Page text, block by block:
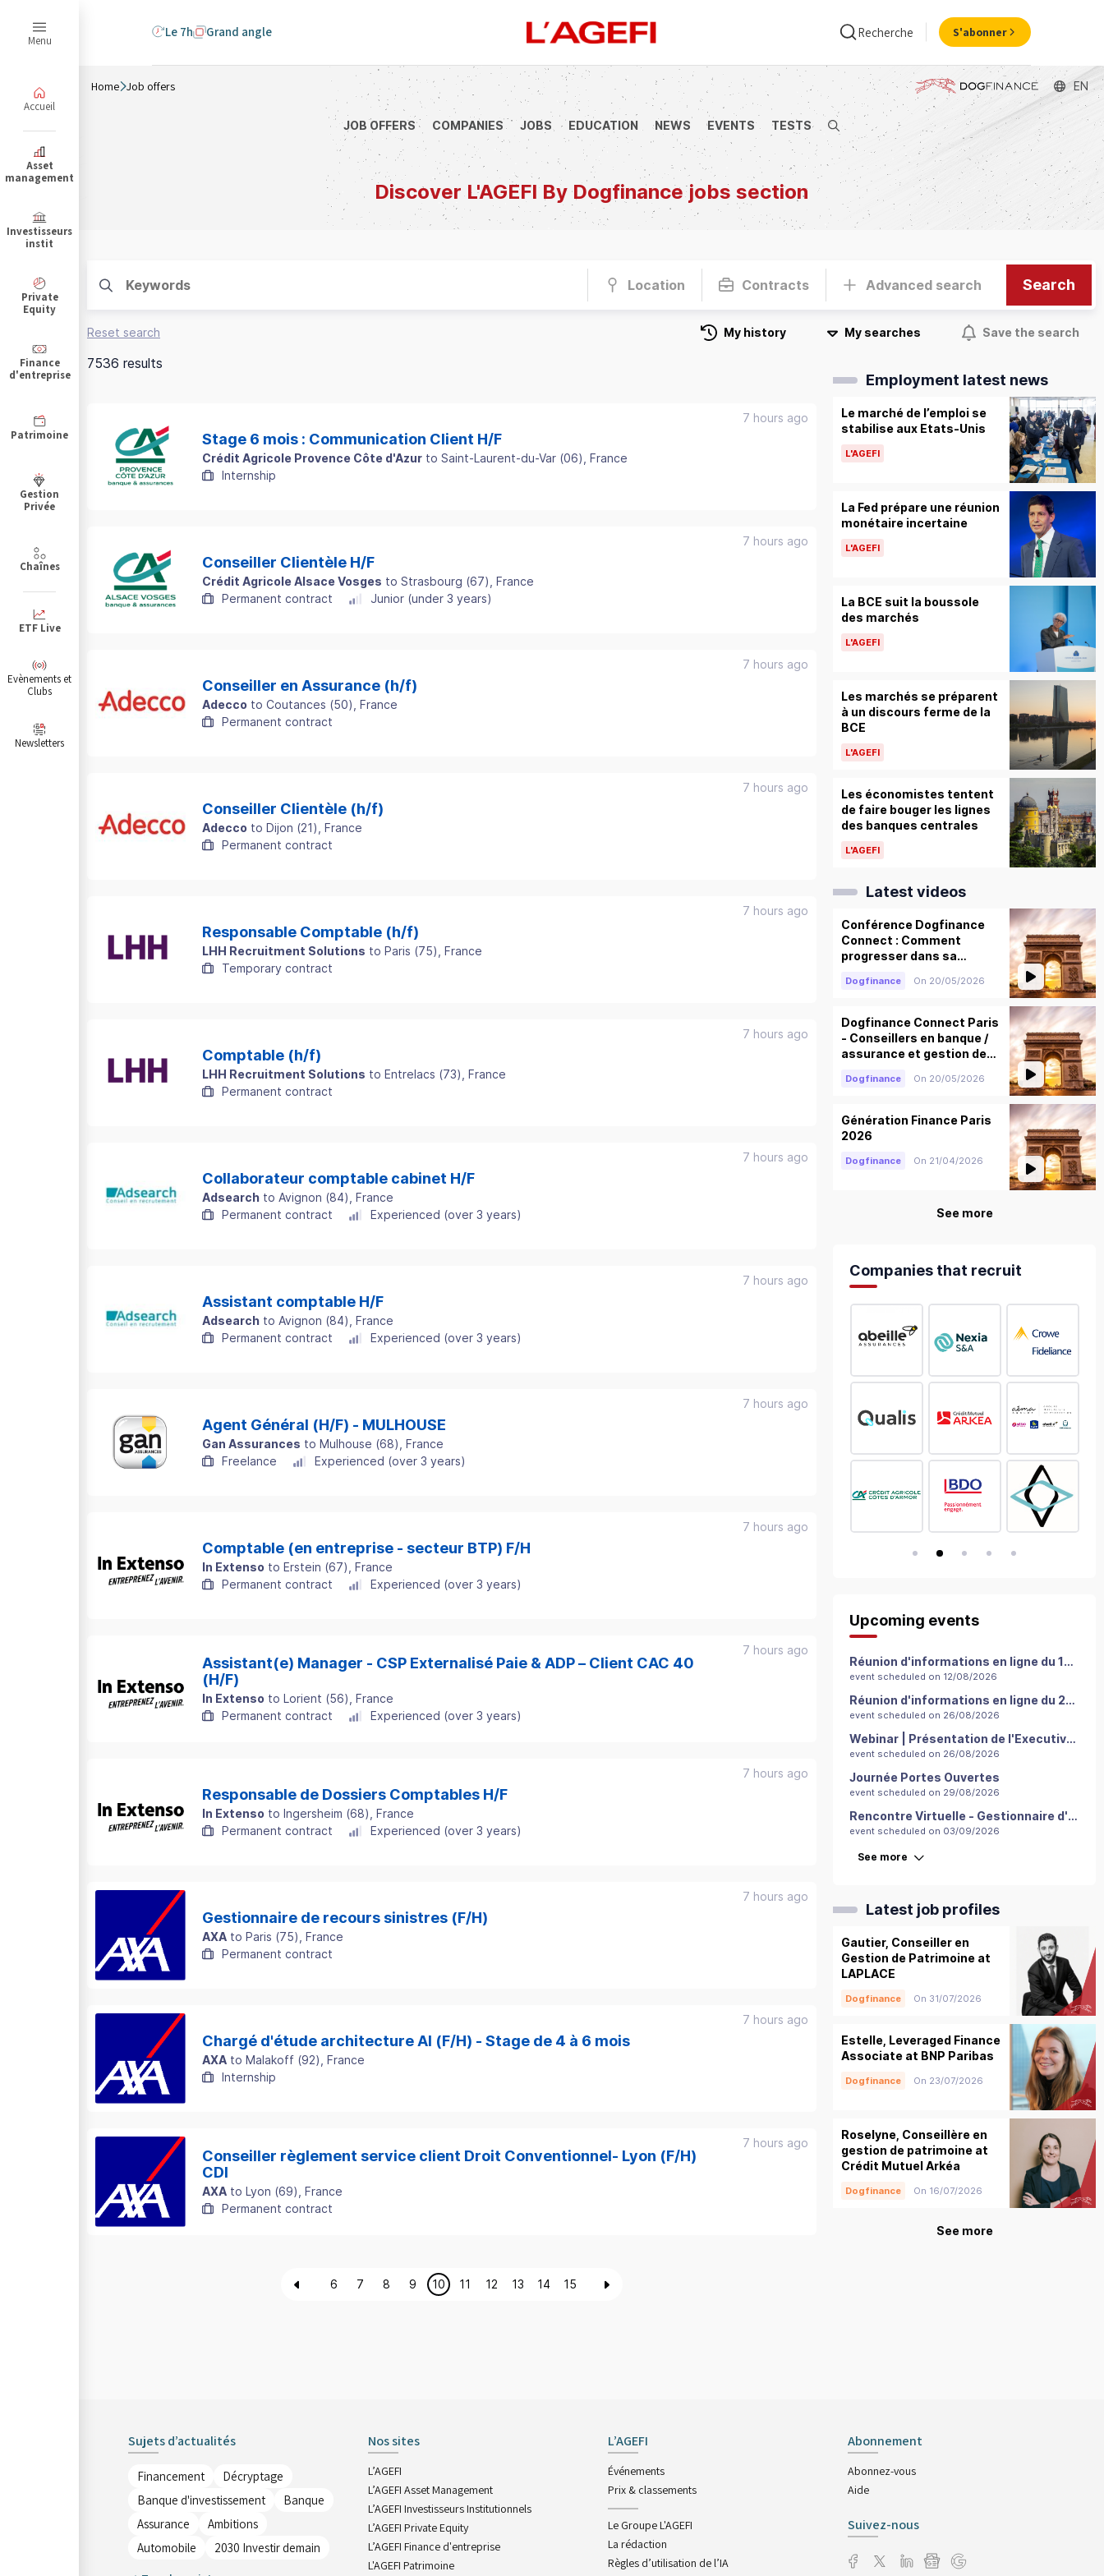
Home Job offers
JOB OFFERS COMPANIES JOBS EDUCATION NEWS EVENTS TESTS Search
EN
Discover L'AGEFI By Dogfinance jobs section
Location Contracts Advanced search Search
Reset search My history My searches Save the search
7536 results
Stage 6 mois : Communication Client H/F
Crédit Agricole Provence Côte d'Azur to Saint-Laurent-du-Var (06) , France
Internship
7 hours ago
Conseiller Clientèle H/F
Crédit Agricole Alsace Vosges to Strasbourg (67) , France
Permanent contract
Junior (under 3 years)
7 hours ago
Conseiller en Assurance (h/f)
Adecco to Coutances (50) , France
Permanent contract
7 hours ago
Conseiller Clientèle (h/f)
Adecco to Dijon (21) , France
Permanent contract
7 hours ago
Responsable Comptable (h/f)
LHH Recruitment Solutions to Paris (75) , France
Temporary contract
7 hours ago
Comptable (h/f)
LHH Recruitment Solutions to Entrelacs (73) , France
Permanent contract
7 hours ago
Collaborateur comptable cabinet H/F
Adsearch to Avignon (84) , France
Permanent contract
Experienced (over 3 years)
7 hours ago
Assistant comptable H/F
Adsearch to Avignon (84) , France
Permanent contract
Experienced (over 3 years)
7 hours ago
Agent Général (H/F) - MULHOUSE
Gan Assurances to Mulhouse (68) , France
Freelance
Experienced (over 3 years)
7 hours ago
Comptable (en entreprise - secteur BTP) F/H
In Extenso to Erstein (67) , France
Permanent contract
Experienced (over 3 years)
7 hours ago
Assistant(e) Manager - CSP Externalisé Paie & ADP – Client CAC 40
(H/F)
In Extenso to Lorient (56) , France
Permanent contract
Experienced (over 3 years)
7 hours ago
Responsable de Dossiers Comptables H/F
In Extenso to Ingersheim (68) , France
Permanent contract
Experienced (over 3 years)
7 hours ago
Gestionnaire de recours sinistres (F/H)
AXA to Paris (75) , France
Permanent contract
7 hours ago
Chargé d'étude architecture AI (F/H) - Stage de 4 à 6 mois
AXA to Malakoff (92) , France
Internship
7 hours ago
Conseiller règlement service client Droit Conventionnel- Lyon (F/H)
CDI
AXA to Lyon (69) , France
Permanent contract
7 hours ago
6 7 8 9 10 11 12 13 14 15
Employment latest news
Le marché de l’emploi se
stabilise aux Etats-Unis
L'AGEFI
La Fed prépare une réunion
monétaire incertaine
L'AGEFI
La BCE suit la boussole
des marchés
L'AGEFI
Les marchés se préparent
à un discours ferme de la
BCE
L'AGEFI
Les économistes tentent
de faire bouger les lignes
des banques centrales
L'AGEFI
Latest videos
Conférence Dogfinance
Connect : Comment
progresser dans sa
et anticiper ses besoins
Dogfinance On 20/05/2026
Dogfinance Connect Paris
- Conseillers en banque /
assurance et gestion de
Dogfinance On 20/05/2026
Génération Finance Paris
2026
Dogfinance On 21/04/2026
See more
Companies that recruit
Upcoming events
Réunion d'informations en ligne du 12 août
event scheduled on 12/08/2026
Réunion d'informations en ligne du 26 août
event scheduled on 26/08/2026
Webinar | Présentation de l'Executive Master in Management - Gestion des Organisations (MGO)
event scheduled on 26/08/2026
Journée Portes Ouvertes
event scheduled on 29/08/2026
Rencontre Virtuelle - Gestionnaire d'unité commerciale - 03 septembre 2026
event scheduled on 03/09/2026
See more
Latest job profiles
Gautier, Conseiller en
Gestion de Patrimoine at
LAPLACE
Dogfinance On 31/07/2026
Estelle, Leveraged Finance
Associate at BNP Paribas
Dogfinance On 23/07/2026
Roselyne, Conseillère en
gestion de patrimoine at
Crédit Mutuel Arkéa
Dogfinance On 16/07/2026
See more
Sujets d’actualités
Financement
Décryptage
Banque d'investissement
Banque
Assurance
Ambitions
Automobile
2030 Investir demain
Nos sites
L’AGEFI
L’AGEFI Asset Management
L’AGEFI Investisseurs Institutionnels
L’AGEFI Private Equity
L’AGEFI Finance d'entreprise
L'AGEFI Patrimoine
L’AGEFI
Événements
Prix & classements
Le Groupe L'AGEFI
La rédaction
Règles d’utilisation de l’IA
Abonnement
Abonnez-vous
Aide
Suivez-nous
Accueil
Asset
management
Investisseurs
instit
Private
Equity
Finance
d'entreprise
Patrimoine
Gestion
Privée
Chaînes
Menu
ETF Live
Evènements et
Clubs
Newsletters
Le 7h Grand angle Recherche S'abonner
Banque Société Générale Marchés actions Décryptage Assurance Economie